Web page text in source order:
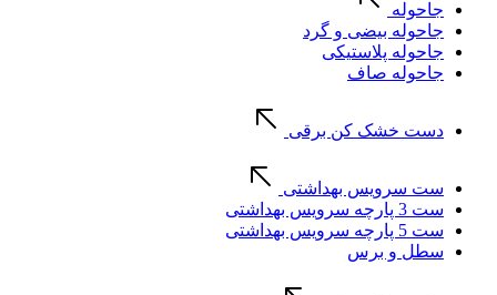
جاحوله
جاحوله بیضی و گرد
جاحوله پلاستیکی
جاحوله صاف
دست خشک کن برقی
ست سرویس بهداشتی
ست 3 پارچه سرویس بهداشتی
ست 5 پارچه سرویس بهداشتی
سطل و برس